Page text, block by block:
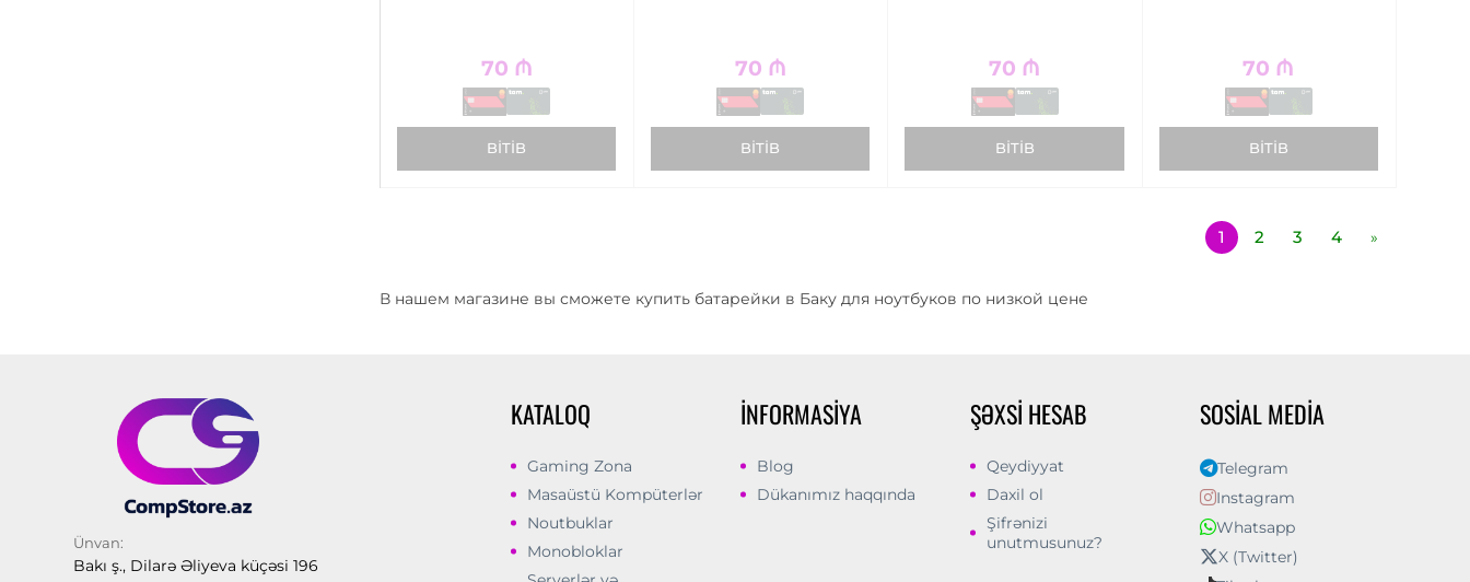
70 ₼
BITIB
70 ₼
BITIB
70 ₼
BITIB
70 ₼
BITIB
1 2 3 4 »
В нашем магазине вы сможете купить батарейки в Баку для ноутбуков по низкой цене
Ünvan:
Bakı ş., Dilarə Əliyeva küçəsi 196
KATALOQ
Gaming Zona
Masaüstü Kompüterlər
Noutbuklar
Monobloklar
İNFORMASIYA
Blog
Dükanımız haqqında
ŞƏXSI HESAB
Qeydiyyat
Daxil ol
Şifrənizi
unutmusunuz?
SOSIAL MEDIA
Telegram
Instagram
Whatsapp
X (Twitter)